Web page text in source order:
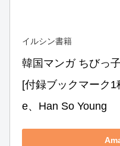
イルシン書籍
韓国マンガ ちびっ
[付録ブックマーク
e、Han So Young